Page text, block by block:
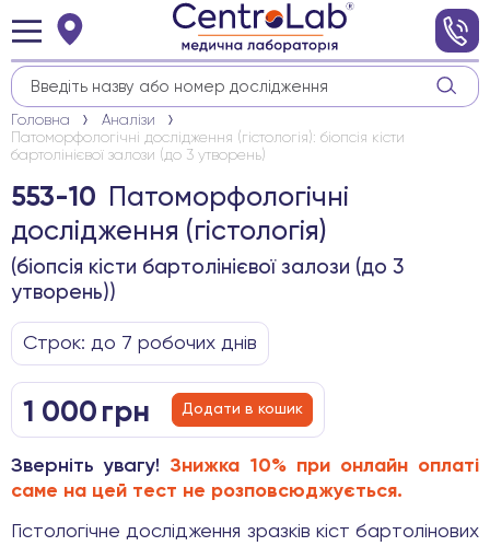
Головна
Аналізи
Патоморфологічні дослідження (гістологія): біопсія кісти
бартолінієвої залози (до 3 утворень)
553-10
Патоморфологічні
дослідження (гістологія)
(біопсія кісти бартолінієвої залози (до 3
утворень))
Строк: до 7 робочих днів
1 000 грн Додати в кошик
Зверніть увагу!
Знижка 10% при онлайн оплаті
саме на цей тест не розповсюджується.
Гістологічне дослідження зразків кіст бартолінових